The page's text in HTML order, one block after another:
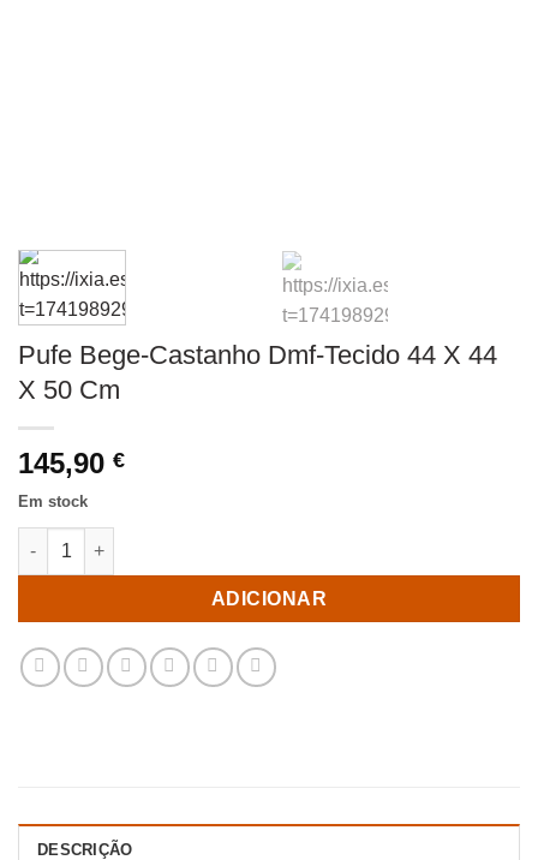
Pufe Bege-Castanho Dmf-Tecido 44 X 44
X 50 Cm
145,90 €
Em stock
Quantidade de Pufe Bege-Castanho Dmf-Tecido 44 X 44 X 50
ADICIONAR
DESCRIÇÃO